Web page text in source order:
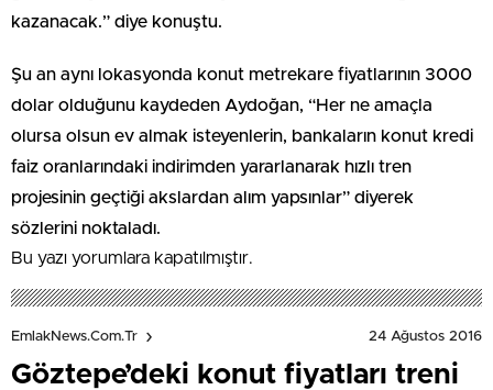
kazanacak.” diye konuştu.
Şu an aynı lokasyonda konut metrekare fiyatlarının 3000
dolar olduğunu kaydeden Aydoğan, “Her ne amaçla
olursa olsun ev almak isteyenlerin, bankaların konut kredi
faiz oranlarındaki indirimden yararlanarak hızlı tren
projesinin geçtiği akslardan alım yapsınlar” diyerek
sözlerini noktaladı.
Bu yazı yorumlara kapatılmıştır.
EmlakNews.com.tr 24 Ağustos 2016
Göztepe’deki konut fiyatları treni